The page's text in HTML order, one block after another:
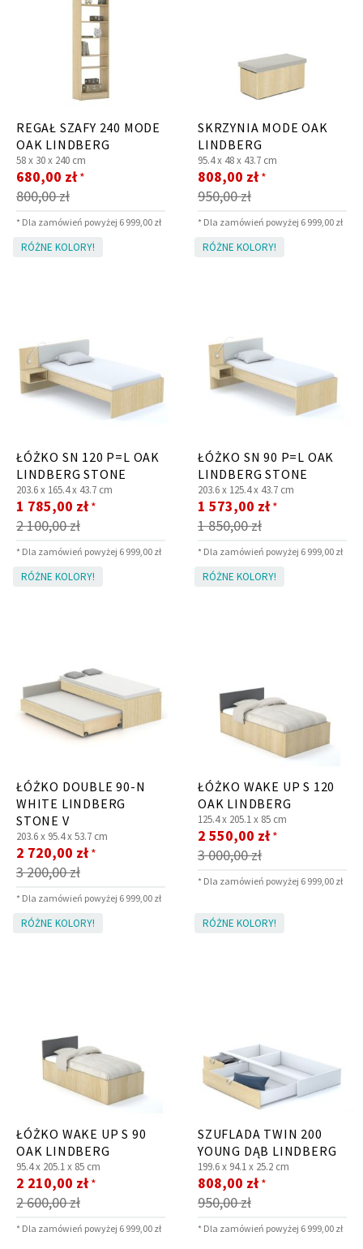
REGAŁ SZAFY 240 MODE
OAK LINDBERG
58 x 30 x 240 cm
800,00 zł
Cena
promocyjna
680,00 zł *
* Dla zamówień powyżej 6 999,00 zł
SKRZYNIA MODE OAK
LINDBERG
95.4 x 48 x 43.7 cm
950,00 zł
Cena
promocyjna
808,00 zł *
* Dla zamówień powyżej 6 999,00 zł
RÓŻNE KOLORY!
ŁÓŻKO SN 120 P=L OAK
LINDBERG STONE
203.6 x 165.4 x 43.7 cm
2 100,00 zł
Cena
promocyjna
1 785,00 zł *
* Dla zamówień powyżej 6 999,00 zł
RÓŻNE KOLORY!
ŁÓŻKO SN 90 P=L OAK
LINDBERG STONE
203.6 x 125.4 x 43.7 cm
1 850,00 zł
Cena
promocyjna
1 573,00 zł *
* Dla zamówień powyżej 6 999,00 zł
RÓŻNE KOLORY!
ŁÓŻKO DOUBLE 90-N
WHITE LINDBERG
STONE V
203.6 x 95.4 x53.7 cm
3 200,00 zł
Cena
promocyjna
2 720,00 zł *
* Dla zamówień powyżej 6 999,00 zł
RÓŻNE KOLORY!
ŁÓŻKO WAKE UP S 120
OAK LINDBERG
125.4 x 205.1 x 85 cm
3 000,00 zł
Cena
promocyjna
2 550,00 zł *
* Dla zamówień powyżej 6 999,00 zł
RÓŻNE KOLORY!
ŁÓŻKO WAKE UP S 90
OAK LINDBERG
95.4 x 205.1 x 85 cm
2 600,00 zł
Cena
promocyjna
2 210,00 zł *
* Dla zamówień powyżej 6 999,00 zł
RÓŻNE KOLORY!
SZUFLADA TWIN 200
YOUNG DĄB LINDBERG
199.6 x 94.1 x 25.2 cm
950,00 zł
Cena
promocyjna
808,00 zł *
* Dla zamówień powyżej 6 999,00 zł